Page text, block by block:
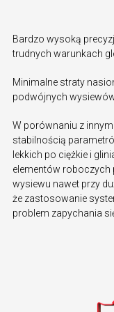
Bardzo wysoką
trudnych warunkach
Minimalne straty
podwójnych
W porównaniu z
stabilnością
lekkich po ciężkie i
elementów roboczych
wysiewu nawet przy
że zastosowanie
problem zapychania